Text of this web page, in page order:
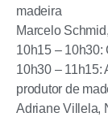
madeira
Marcelo
10h15 – 10h30:
10h30 – 11h15:
produtor de
Adriane Villela,